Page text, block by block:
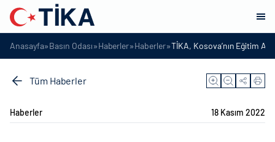
Anasayfa»Basın Odası»Haberler»Haberler»TİKA, Kosova’nın Eğitim
Tüm Haberler
Haberler 18 Kasım 2022